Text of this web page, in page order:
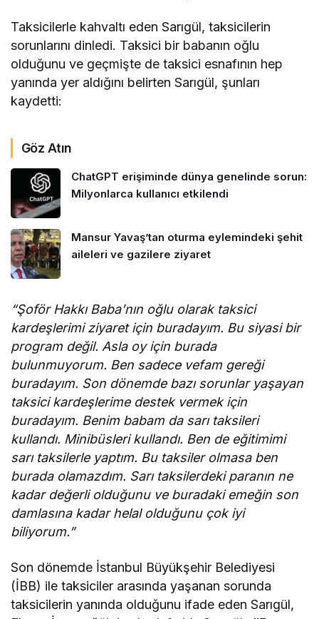
Taksicilerle kahvaltı eden Sarıgül, taksicilerin
sorunlarını dinledi. Taksici bir babanın oğlu
olduğunu ve geçmişte de taksici esnafının hep
yanında yer aldığını belirten Sarıgül, şunları
kaydetti:
Göz Atın
ChatGPT erişiminde dünya genelinde sorun:
Milyonlarca kullanıcı etkilendi
Mansur Yavaş’tan oturma eylemindeki şehit
aileleri ve gazilere ziyaret
“Şoför Hakkı Baba’nın oğlu olarak taksici
kardeşlerimi ziyaret için buradayım. Bu siyasi bir
program değil. Asla oy için burada
bulunmuyorum. Ben sadece vefam gereği
buradayım. Son dönemde bazı sorunlar yaşayan
taksici kardeşlerime destek vermek için
buradayım. Benim babam da sarı taksileri
kullandı. Minibüsleri kullandı. Ben de eğitimimi
sarı taksilerle yaptım. Bu taksiler olmasa ben
burada olamazdım. Sarı taksilerdeki paranın ne
kadar değerli olduğunu ve buradaki emeğin son
damlasına kadar helal olduğunu çok iyi
biliyorum.”
Son dönemde İstanbul Büyükşehir Belediyesi
(İBB) ile taksiciler arasında yaşanan sorunda
taksicilerin yanında olduğunu ifade eden Sarıgül,